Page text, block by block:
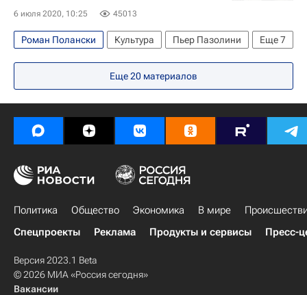
6 июля 2020, 10:25 45013
Еще7
Роман Полански Культура
Пьер Пазолини
Рим
Оскар (премия)
Золотой глобус
Квентин Тарантино
Оливер Стоун
Бернардо Бертолуччи
Еще20 материалов
Политика Общество Экономика В мире
Спецпроекты
Реклама Продукты и сервисы Пресс-
Версия 2023.1 Beta
© 2026 МИА «Россия сегодня»
Вакансии